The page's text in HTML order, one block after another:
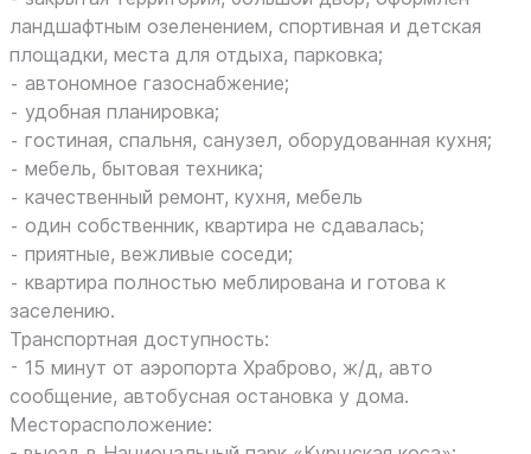
ландшафтным озеленением, спортивная и детская
площадки, места для отдыха, парковка;
⁃ автономное газоснабжение;
⁃ удобная планировка;
⁃ гостиная, спальня, санузел, оборудованная кухня;
⁃ мебель, бытовая техника;
⁃ качественный ремонт, кухня, мебель
⁃ один собственник, квартира не сдавалась;
⁃ приятные, вежливые соседи;
⁃ квартира полностью меблирована и готова к
заселению.
Транспортная доступность:
⁃ 15 минут от аэропорта Храброво, ж/д, авто
сообщение, автобусная остановка у дома.
Месторасположение: